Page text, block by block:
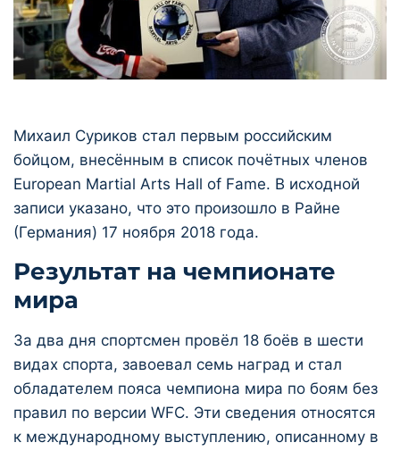
Михаил Суриков стал первым российским
бойцом, внесённым в список почётных членов
European Martial Arts Hall of Fame. В исходной
записи указано, что это произошло в Райне
(Германия) 17 ноября 2018 года.
Результат на чемпионате
мира
За два дня спортсмен провёл 18 боёв в шести
видах спорта, завоевал семь наград и стал
обладателем пояса чемпиона мира по боям без
правил по версии WFC. Эти сведения относятся
к международному выступлению, описанному в